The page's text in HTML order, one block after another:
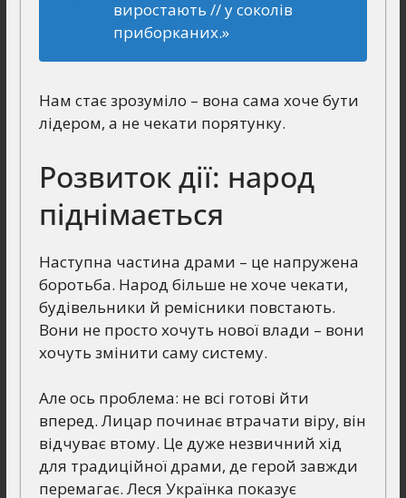
виростають // у соколів
приборканих.»
Нам стає зрозуміло – вона сама хоче бути
лідером, а не чекати порятунку.
Розвиток дії: народ
піднімається
Наступна частина драми – це напружена
боротьба. Народ більше не хоче чекати,
будівельники й ремісники повстають.
Вони не просто хочуть нової влади – вони
хочуть змінити саму систему.
Але ось проблема: не всі готові йти
вперед. Лицар починає втрачати віру, він
відчуває втому. Це дуже незвичний хід
для традиційної драми, де герой завжди
перемагає. Леся Українка показує